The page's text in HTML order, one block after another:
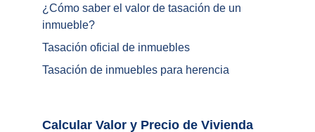
¿ Cómo saber el valor de tasación de un
inmueble?
Tasación oficial de inmuebles
Tasación de inmuebles para herencia